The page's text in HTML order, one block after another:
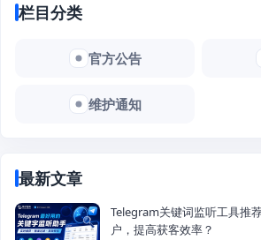
栏目分类
官方公告
维护通知
最新文章
Telegram关键词监听工具推
户，提高获客效率？